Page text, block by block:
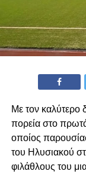
Με τον καλύτερο
πορεία στο
οποίος
του Ηλυσιακού
φιλάθλους του